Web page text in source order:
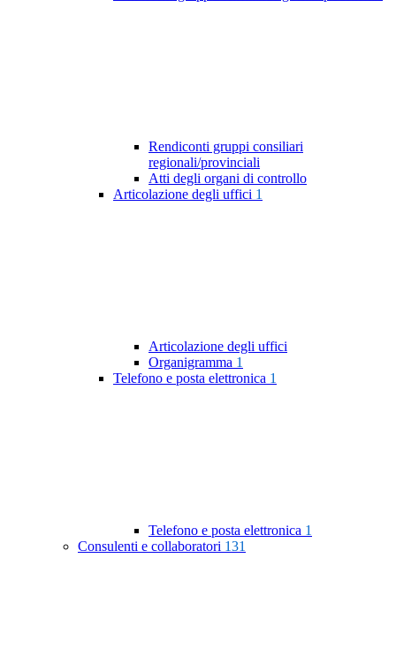
Rendiconti gruppi consiliari
regionali/provinciali
Atti degli organi di controllo
Articolazione degli uffici 1
Articolazione degli uffici
Organigramma 1
Telefono e posta elettronica 1
Telefono e posta elettronica 1
Consulenti e collaboratori 131